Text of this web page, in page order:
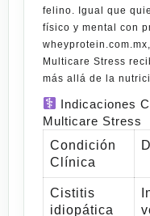
felino. Igual que
físico y mental con
wheyprotein.com.mx
Multicare Stress
más allá de la
Indicaciones
Multicare Stress
Condición
Clínica
Cistitis
idiopática